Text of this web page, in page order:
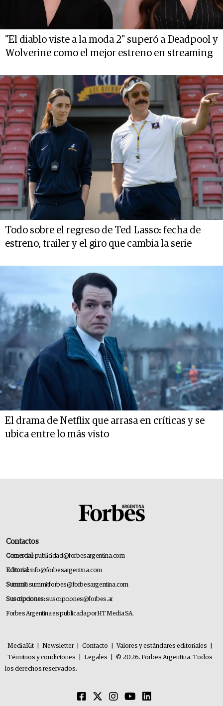
"El diablo viste a la moda 2" superó a Deadpool y
Wolverine como el mejor estreno en streaming
Todo sobre el regreso de Ted Lasso: fecha de
estreno, trailer y el giro que cambia la serie
El drama de Netflix que arrasa en críticas y se
ubica entre lo más visto
Contactos
Comercial:publicidad@forbesargentina.com
Editorial:info@forbesargentina.com
Summit:summitforbes@forbesargentina.com
Suscripciones:suscripciones@forbes.ar
Forbes Argentina es publicada por HT Media SA.
MediaKit Newsletter Contacto Valores y estándares editoriales
Términos y condiciones
Legales
© 2026. Forbes Argentina. Todos
los derechos reservados.